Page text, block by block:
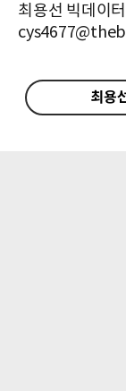
최용선 빅데이
최용